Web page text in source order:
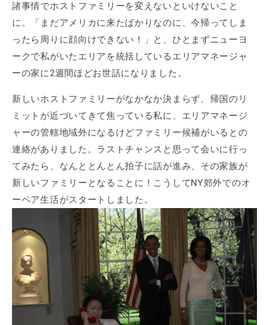
諸事情でホストファミリーを変えないといけないこと
に。「まだアメリカに来たばかりなのに、今帰ってしま
ったら周りに顔向けできない！」と、ひとまずニューヨ
ークで私がいたエリアを統括しているエリアマネージャ
ーの家に2週間ほどお世話になりました。
新しいホストファミリーがなかなか決まらず、帰国のリ
ミットが近づいてきて焦っている私に、エリアマネージ
ャーの管轄地域外になるけどファミリー候補がいるとの
連絡がありました。ラストチャンスと思って会いに行っ
てみたら、なんととんとん拍子に話が進み、その家族が
新しいファミリーとなることに！こうしてNY郊外でのオ
ーペア生活がスタートしました。